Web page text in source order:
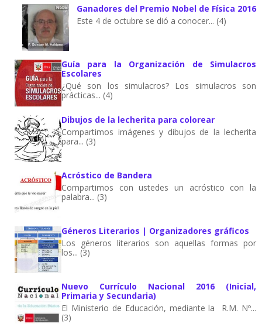
Ganadores del Premio Nobel de Física 2016
Este 4 de octubre se dió a conocer... (4)
Guía para la Organización de Simulacros
Escolares
¿Qué son los simulacros? Los simulacros son
prácticas... (4)
Dibujos de la lecherita para colorear
Compartimos imágenes y dibujos de la lecherita
para... (3)
Acróstico de Bandera
Compartimos con ustedes un acróstico con la
palabra... (3)
Géneros Literarios | Organizadores gráficos
Los géneros literarios son aquellas formas por
los... (3)
Nuevo Currículo Nacional 2016 (Inicial,
Primaria y Secundaria)
El Ministerio de Educación, mediante la R.M. Nº...
(3)